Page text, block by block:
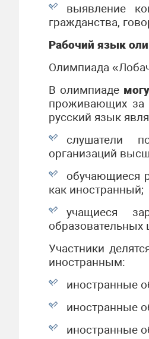
выявление
гражданства,
Рабочий язык
Олимпиада
В олимпиаде
проживающих за
русский язык
слушатели
организаций
обучающиеся
как иностранный;
учащиеся
образовательных
Участники
иностранным:
иностранные
иностранные
иностранные